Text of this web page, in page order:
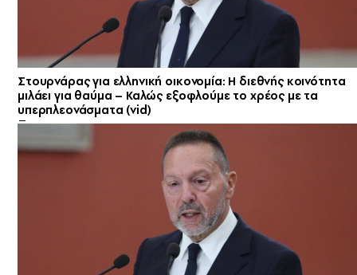
Στουρνάρας για ελληνική οικονομία: Η διεθνής κοινότητα
μιλάει για θαύμα – Καλώς εξοφλούμε το χρέος με τα
υπερπλεονάσματα (vid)